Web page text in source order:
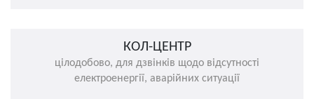
КОЛ-ЦЕНТР
цілодобово, для дзвінків щодо відсутності
електроенергії, аварійних ситуації